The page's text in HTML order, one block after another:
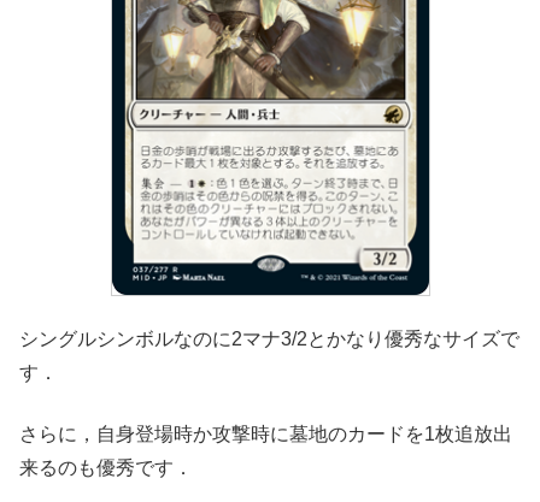
シングルシンボルなのに2マナ3/2とかなり優秀なサイズで
す．
さらに，自身登場時か攻撃時に墓地のカードを1枚追放出
来るのも優秀です．